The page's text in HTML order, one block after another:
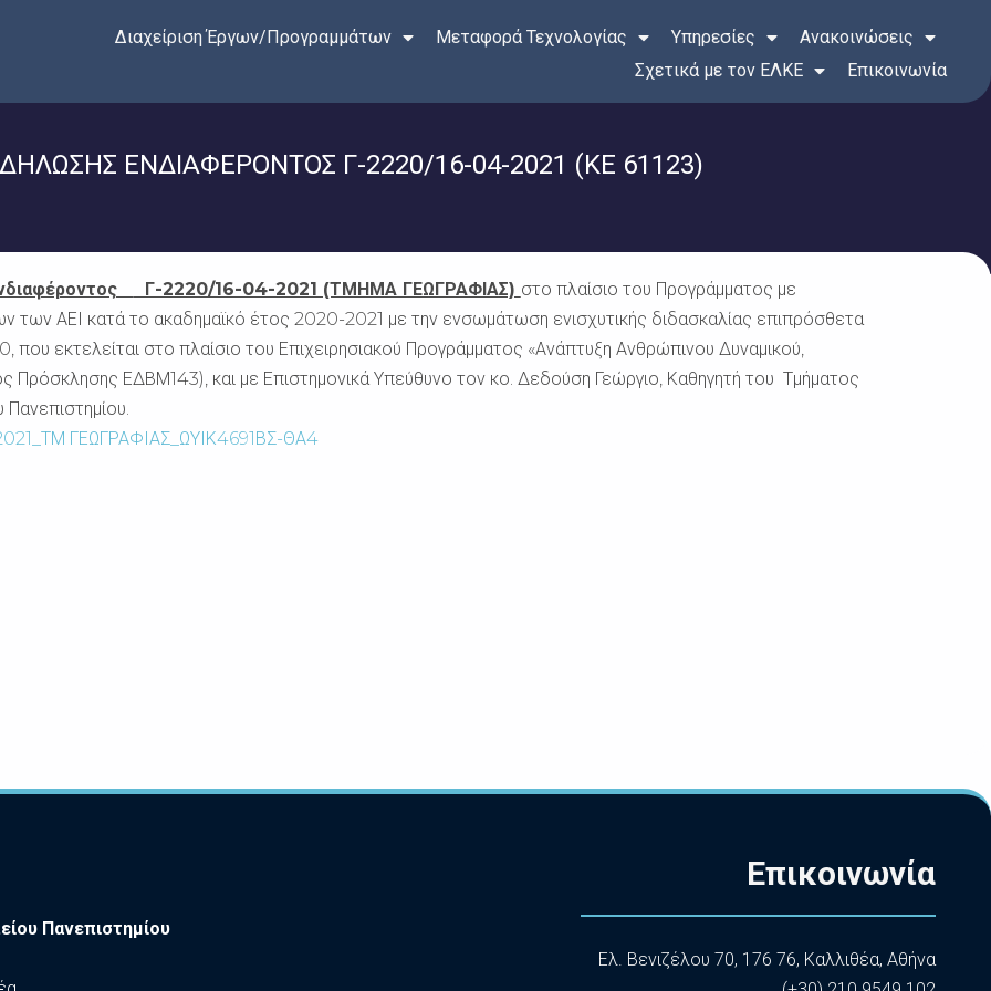
Διαχείριση Έργων/Προγραμμάτων Μεταφορά Τεχνολογίας Υπηρεσίες
Ανακοινώσεις
Σχετικά με τον ΕΛΚΕ
Επικοινωνία
ΕΝΔΙΑΦΕΡΟΝΤΟΣ Γ-2220/16-04-2021 (KE 61123)
Γ-2220/16-04-2021 (ΤΜΗΜΑ ΓΕΩΓΡΑΦΙΑΣ) στο πλαίσιο του Προγράμματος με
των ΑΕΙ κατά το ακαδημαϊκό έτος 2020-2021 με την ενσωμάτωση ενισχυτικής διδασκαλίας επιπρόσθετα
εκτελείται στο πλαίσιο του Επιχειρησιακού Προγράμματος «Ανάπτυξη Ανθρώπινου Δυναμικού,
ΕΔΒΜ143), και με Επιστημονικά Υπεύθυνο τον κο. Δεδούση Γεώργιο, Καθηγητή του Τμήματος
ΓΕΩΓΡΑΦΙΑΣ_ΩΥΙΚ4691ΒΣ-ΘΑ4
Πανεπιστημίου
Επικοινωνία
Ελ. Βενιζέλου 70, 176 76, Καλλιθέα, Αθήνα